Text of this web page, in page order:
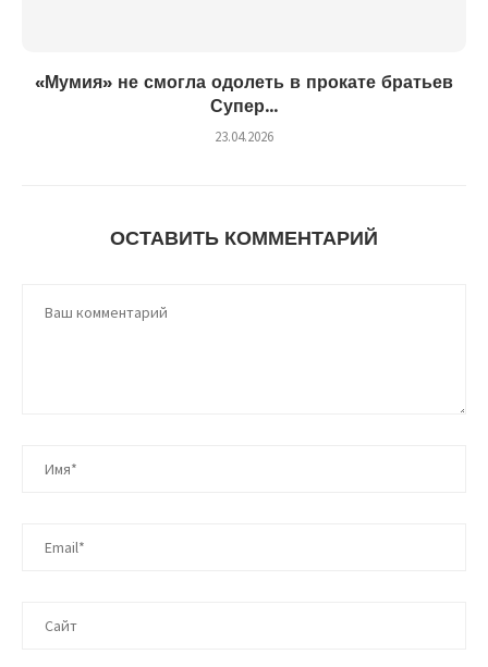
«Мумия» не смогла одолеть в прокате братьев
Супер...
23.04.2026
ОСТАВИТЬ КОММЕНТАРИЙ